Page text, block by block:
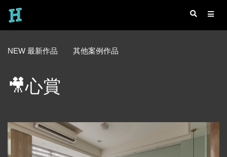
NEW 最新作品 其他案例作品
🎥心賞